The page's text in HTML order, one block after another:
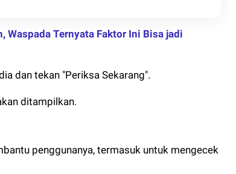
Waspada Ternyata Faktor Ini Bisa jadi
dan tekan "Periksa Sekarang".
ditampilkan.
penggunanya, termasuk untuk mengecek